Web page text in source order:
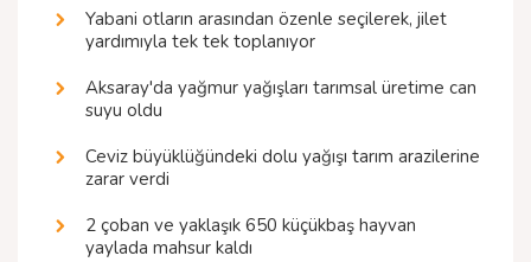
Yabani otların arasından özenle seçilerek, jilet
yardımıyla tek tek toplanıyor
Aksaray'da yağmur yağışları tarımsal üretime can
suyu oldu
Ceviz büyüklüğündeki dolu yağışı tarım arazilerine
zarar verdi
2 çoban ve yaklaşık 650 küçükbaş hayvan
yaylada mahsur kaldı